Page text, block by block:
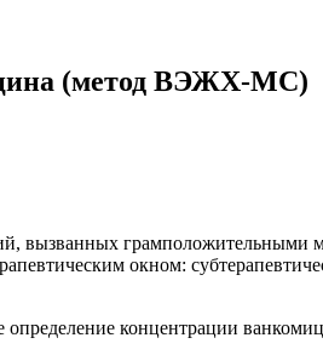
(метод ВЭЖХ-МС)
вызванных грамположительными
окном:
концентрации